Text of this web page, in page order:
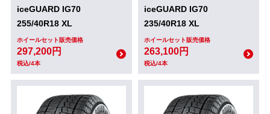
iceGUARD IG70
255/40R18 XL
ホイールセット販売価格
297,200円
税込/4本
iceGUARD IG70
235/40R18 XL
ホイールセット販売価格
263,100円
税込/4本